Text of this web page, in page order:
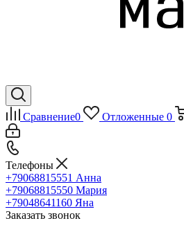
Сравнение0 Отложенные 0
Телефоны
+79068815551 Анна
+79068815550 Мария
+79048641160 Яна
Заказать звонок